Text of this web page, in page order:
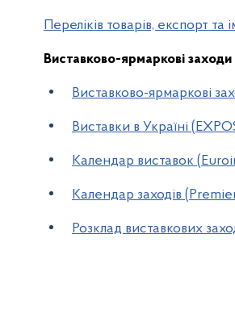
Переліків товарів, експорт
Виставково-ярмаркові заходи
Виставково-ярмаркові
Виставки в Україні
Календар виставок
Календар заходів
Розклад виставкових